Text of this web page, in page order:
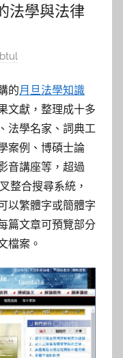
法學與法律
的月旦法學知識
文獻，整理成十多
法學名家、詞典工
案例、博碩士論
音講座等，超過
整合搜尋系統，
以繁體字或簡體字
篇文章可預覽部分
檔案。